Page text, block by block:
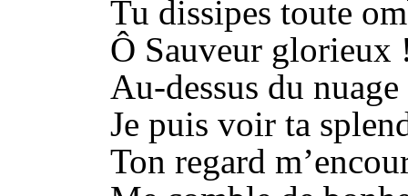
Tu dissipes toute
Ô Sauveur glorieux
Au-dessus du nuage
Je puis voir ta
Ton regard